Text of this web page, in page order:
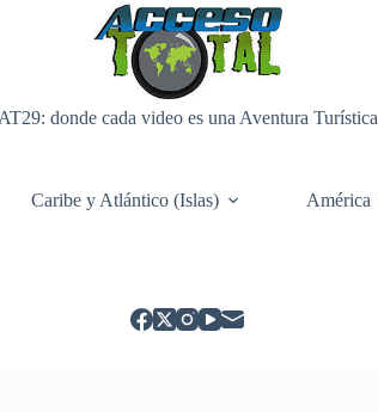
donde cada video es una Aventura Turística
Caribe y Atlántico (Islas) América